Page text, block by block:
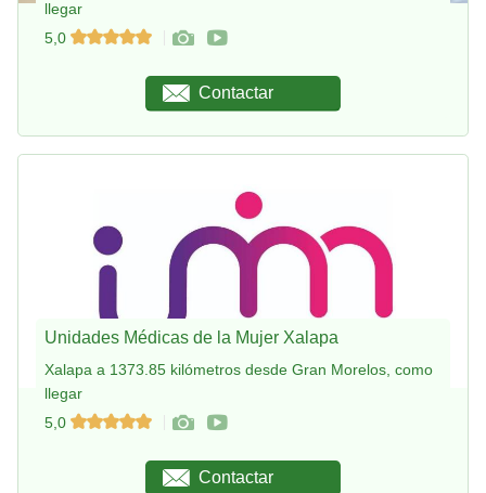
llegar
5,0
Contactar
Unidades Médicas de la Mujer Xalapa
Xalapa a 1373.85 kilómetros desde Gran Morelos, como
llegar
5,0
Contactar